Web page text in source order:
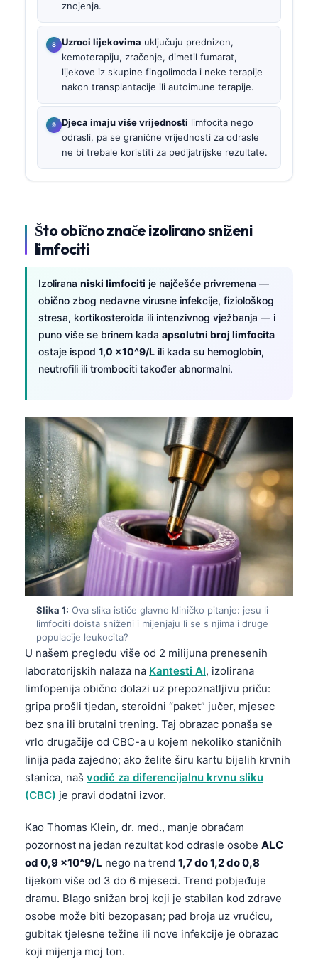
znojenja.
Uzroci lijekovima uključuju prednizon,
kemoterapiju, zračenje, dimetil fumarat,
lijekove iz skupine fingolimoda i neke terapije
nakon transplantacije ili autoimune terapije.
Djeca imaju više vrijednosti limfocita nego
odrasli, pa se granične vrijednosti za odrasle
ne bi trebale koristiti za pedijatrijske rezultate.
Što obično znače izolirano sniženi
limfociti
Izolirana niski limfociti je najčešće privremena —
obično zbog nedavne virusne infekcije, fiziološkog
stresa, kortikosteroida ili intenzivnog vježbanja — i
puno više se brinem kada apsolutni broj limfocita
ostaje ispod 1,0 x10^9/L ili kada su hemoglobin,
neutrofili ili trombociti također abnormalni.
Slika 1: Ova slika ističe glavno kliničko pitanje: jesu li
limfociti doista sniženi i mijenjaju li se s njima i druge
populacije leukocita?
U našem pregledu više od 2 milijuna prenesenih
laboratorijskih nalaza na Kantesti AI, izolirana
limfopenija obično dolazi uz prepoznatljivu priču:
gripa prošli tjedan, steroidni “paket” jučer, mjesec
bez sna ili brutalni trening. Taj obrazac ponaša se
vrlo drugačije od CBC-a u kojem nekoliko staničnih
linija pada zajedno; ako želite širu kartu bijelih krvnih
stanica, naš vodič za diferencijalnu krvnu sliku
(CBC) je pravi dodatni izvor.
Kao Thomas Klein, dr. med., manje obraćam
pozornost na jedan rezultat kod odrasle osobe ALC
od 0,9 x10^9/L nego na trend 1,7 do 1,2 do 0,8
tijekom više od 3 do 6 mjeseci. Trend pobjeđuje
dramu. Blago snižan broj koji je stabilan kod zdrave
osobe može biti bezopasan; pad broja uz vrućicu,
gubitak tjelesne težine ili nove infekcije je obrazac
koji mijenja moj ton.